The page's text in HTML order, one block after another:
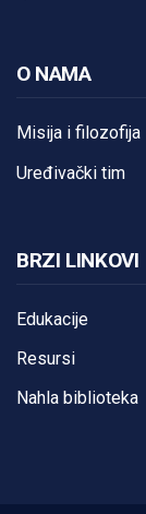
O NAMA
Misija i filozofija
Uređivački tim
BRZI LINKOVI
Edukacije
Resursi
Nahla biblioteka